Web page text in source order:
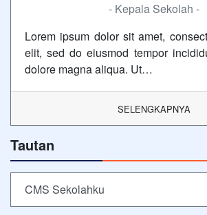
- Kepala Sekolah -
Lorem ipsum dolor sit amet,
elit, sed do eiusmod tempor
dolore magna aliqua. Ut…
SELENGKAPNYA
Tautan
CMS Sekolahku